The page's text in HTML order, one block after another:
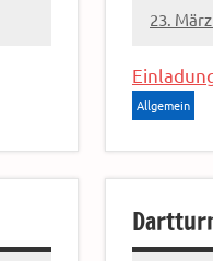
23.
Sven
Allgemein